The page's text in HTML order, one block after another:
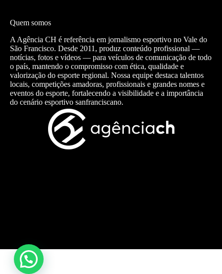
Quem somos
A Agência CH é referência em jornalismo esportivo no Vale do
São Francisco. Desde 2011, produz conteúdo profissional —
notícias, fotos e vídeos — para veículos de comunicação de todo
o país, mantendo o compromisso com ética, qualidade e
valorização do esporte regional. Nossa equipe destaca talentos
locais, competições amadoras, profissionais e grandes nomes e
eventos do esporte, fortalecendo a visibilidade e a importância
do cenário esportivo sanfranciscano.